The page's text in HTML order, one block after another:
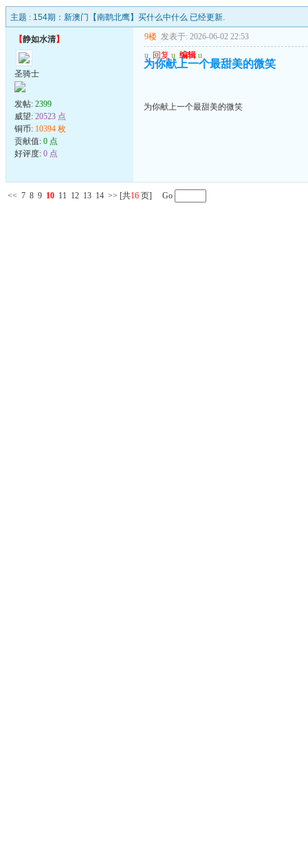
主题 : 154期：新澳门【南鹞北鹰】买什么中什么 已经更新.
【静如水清】
圣骑士
发帖: 2399
威望: 20523 点
铜币: 10394 枚
贡献值: 0 点
好评度: 0 点
9楼 发表于: 2026-06-02 22:53
u 回复 u 编辑 u
为你献上一个最甜美的微笑
为你献上一个最甜美的微笑
<< 7 8 9 10 11 12 13 14 >> [共16 页] Go